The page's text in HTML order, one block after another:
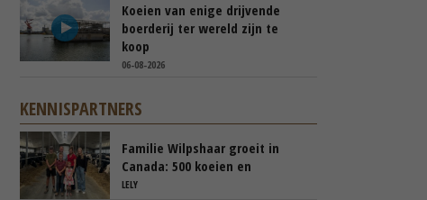
Koeien van enige drijvende
boerderij ter wereld zijn te
koop
06-08-2026
KENNISPARTNERS
Familie Wilpshaar groeit in
Canada: 500 koeien en
robotmelken
LELY